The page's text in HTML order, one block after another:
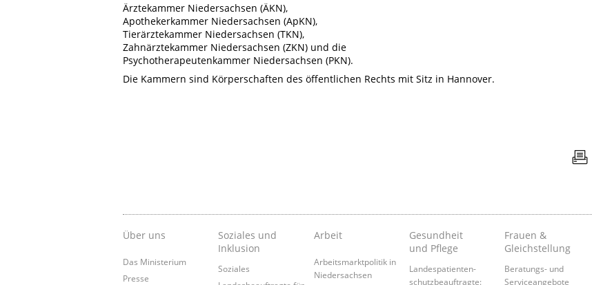
Ärztekammer Niedersachsen (ÄKN),
Apothekerkammer Niedersachsen (ApKN),
Tierärztekammer Niedersachsen (TKN),
Zahnärztekammer Niedersachsen (ZKN) und die
Psychotherapeutenkammer Niedersachsen (PKN).
Die Kammern sind Körperschaften des öffentlichen Rechts mit Sitz in Hannover.
Über uns
Das Ministerium
Presse
Soziales und
Inklusion
Soziales
Arbeit
Arbeitsmarktpolitik in
Niedersachsen
Gesundheit
und Pflege
Landespatienten­
schutzbeauftragte:
Frauen &
Gleichstellung
Beratungs- und
Serviceangebote